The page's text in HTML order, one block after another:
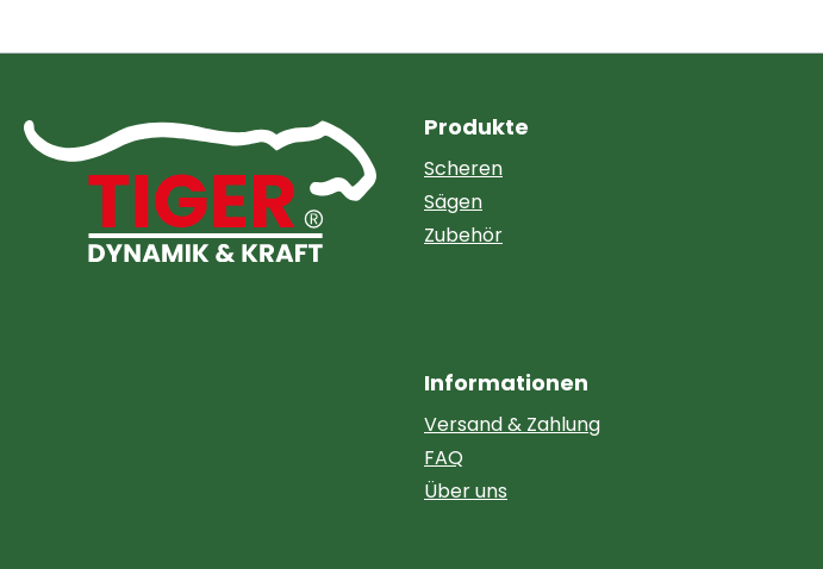
Produkte
Scheren
Sägen
Zubehör
Informationen
Versand & Zahlung
FAQ
Über uns